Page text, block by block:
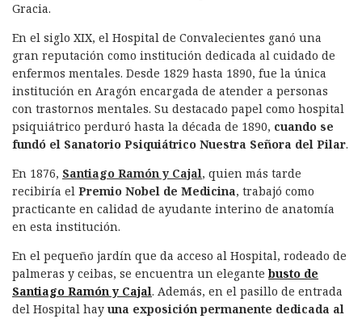
Gracia.
En el siglo XIX, el Hospital de Convalecientes ganó una
gran reputación como institución dedicada al cuidado de
enfermos mentales. Desde 1829 hasta 1890, fue la única
institución en Aragón encargada de atender a personas
con trastornos mentales. Su destacado papel como hospital
psiquiátrico perduró hasta la década de 1890, cuando se
fundó el Sanatorio Psiquiátrico Nuestra Señora del Pilar.
En 1876, Santiago Ramón y Cajal, quien más tarde
recibiría el Premio Nobel de Medicina, trabajó como
practicante en calidad de ayudante interino de anatomía
en esta institución.
En el pequeño jardín que da acceso al Hospital, rodeado de
palmeras y ceibas, se encuentra un elegantebusto de
Santiago Ramón y Cajal. Además, en el pasillo de entrada
del Hospital hay una exposición permanente dedicada al